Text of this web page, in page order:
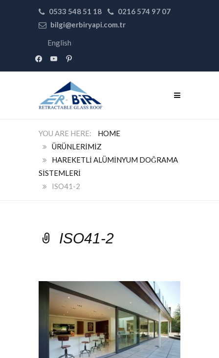
0533 548 51 18
0216 574 97 07
bilgi@erbiryapi.com.tr
English
facebookyoutubepinterest
HOME
ÜRÜNLERIMIZ
HAREKETLI ALÜMINYUM DOĞRAMA
SISTEMLERI
ISO41-2
ISO41-2